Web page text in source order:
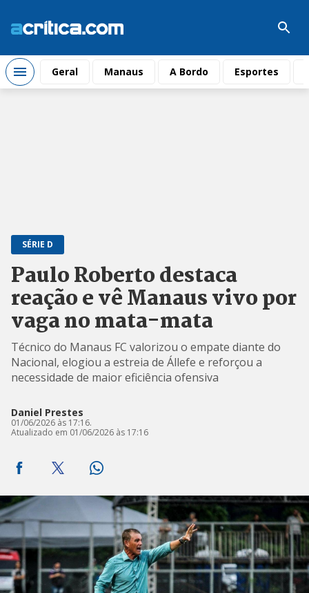
Geral Manaus A Bordo Esportes
SÉRIE D
Paulo Roberto destaca
reação e vê Manaus vivo por
vaga no mata-mata
Técnico do Manaus FC valorizou o empate diante do
Nacional, elogiou a estreia de Állefe e reforçou a
necessidade de maior eficiência ofensiva
Daniel Prestes
01/06/2026 às 17:16.
Atualizado em 01/06/2026 às 17:16